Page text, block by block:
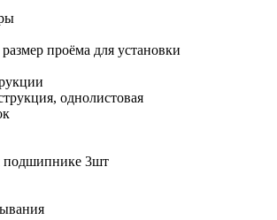
проёма для установки
однолистовая
подшипнике 3шт